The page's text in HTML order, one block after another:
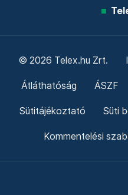
© 2026 Telex.hu Zrt.
Átláthatóság ÁSZF
Sütitájékoztató Süti
Kommentelési